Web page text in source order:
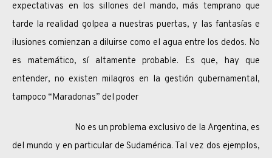
expectativas en los sillones del mando, más temprano que
tarde la realidad golpea a nuestras puertas, y las fantasías e
ilusiones comienzan a diluirse como el agua entre los dedos. No
es matemático, sí altamente probable. Es que, hay que
entender, no existen milagros en la gestión gubernamental,
tampoco “Maradonas” del poder
No es un problema exclusivo de la Argentina, es
del mundo y en particular de Sudamérica. Tal vez dos ejemplos,